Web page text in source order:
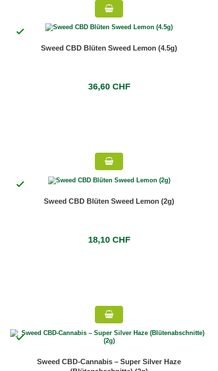

Sweed CBD Blüten Sweed Lemon (4.5g)
36,60 CHF

Sweed CBD Blüten Sweed Lemon (2g)
18,10 CHF

Sweed CBD-Cannabis – Super Silver Haze